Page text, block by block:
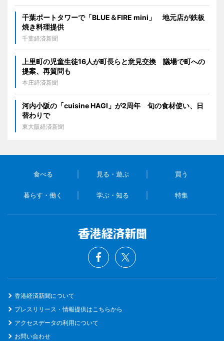
千葉ポートタワーで「BLUE＆FIRE mini」 地元店が鉄板
焼き料理提供
千葉経済新聞
上里町の児童生徒16人が町長らと意見交換 議場で町への
提案、再質問も
本庄経済新聞
河内小阪の「cuisine HAGI」が2周年 旬の食材使い、日
替わりで
東大阪経済新聞
食べる 見る・遊ぶ 買う
暮らす・働く 学ぶ・知る 特集
香港経済新聞について
プレスリリース・情報提供はこちらから
アクセスデータの利用について
お問い合わせ